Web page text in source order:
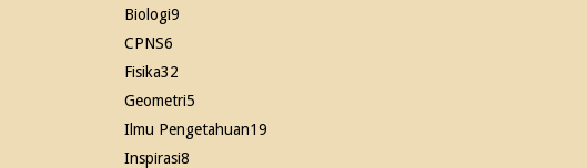
Biologi9
CPNS6
Fisika32
Geometri5
Ilmu Pengetahuan19
Inspirasi8